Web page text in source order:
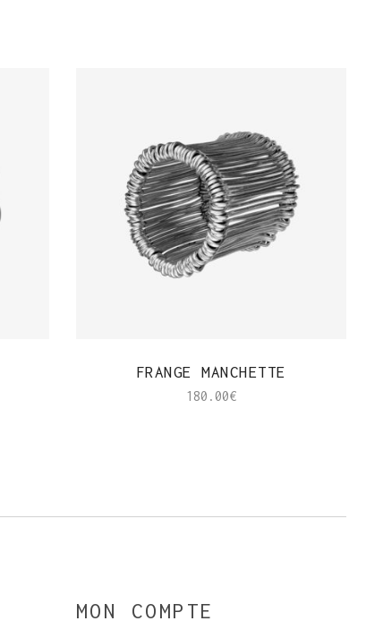
FRANGE MANCHETTE
180.00€
MON COMPTE